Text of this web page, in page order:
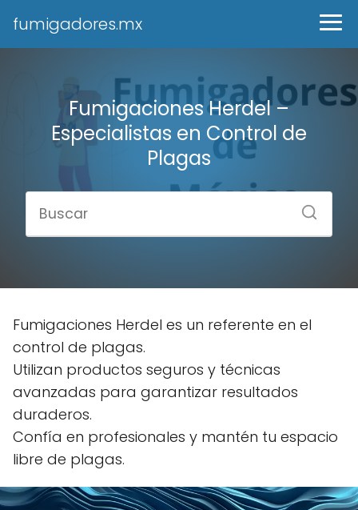
fumigadores.mx
Fumigaciones Herdel –
Especialistas en Control de
Plagas
Fumigaciones Herdel es un referente en el
control de plagas.
Utilizan productos seguros y técnicas
avanzadas para garantizar resultados
duraderos.
Confía en profesionales y mantén tu espacio
libre de plagas.